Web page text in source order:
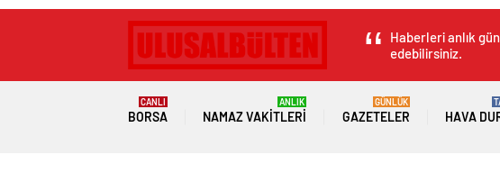
Haberleri anlık
edebilirsiniz.
BORSA
CANLI
NAMAZ VAKITLERI
ANLIK
GAZETELER
GÜNLÜK
HAVA